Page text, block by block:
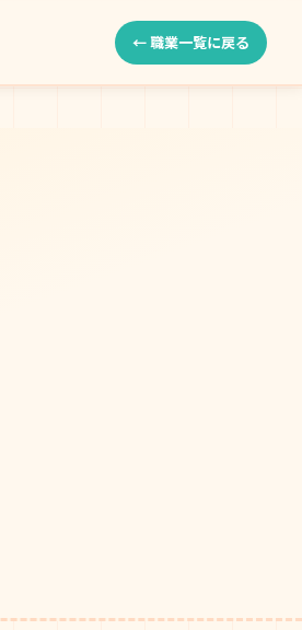
← 職業一覧に戻る